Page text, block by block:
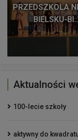
PRZEDSZKOLA
BIELSKU-
Aktualności
100-lecie szkoły
aktywny do